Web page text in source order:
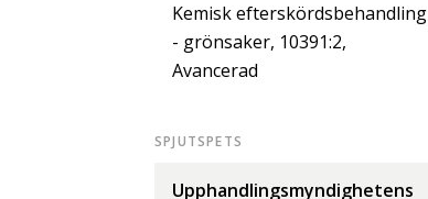
Kemisk efterskördsbehandling
- grönsaker, 10391:2,
Avancerad
SPJUTSPETS
Upphandlingsmyndighetens